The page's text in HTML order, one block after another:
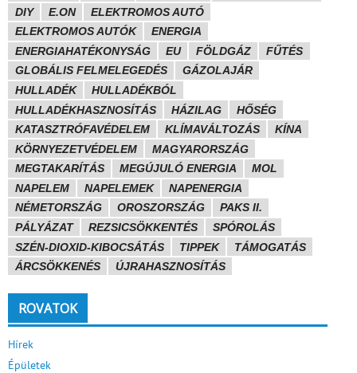
DIY
E.ON
ELEKTROMOS AUTÓ
ELEKTROMOS AUTÓK
ENERGIA
ENERGIAHATÉKONYSÁG
EU FÖLDGÁZ
FŰTÉS
GLOBÁLIS FELMELEGEDÉS
GÁZOLAJÁR
HULLADÉK
HULLADÉKBÓL
HULLADÉKHASZNOSÍTÁS
HÁZILAG
HŐSÉG
KATASZTRÓFAVÉDELEM
KLÍMAVÁLTOZÁS
KÍNA
KÖRNYEZETVÉDELEM
MAGYARORSZÁG
MEGTAKARÍTÁS
MEGÚJULÓ ENERGIA
MOL
NAPELEM
NAPELEMEK
NAPENERGIA
NÉMETORSZÁG
OROSZORSZÁG
PAKS II.
PÁLYÁZAT
REZSICSÖKKENTÉS
SPÓROLÁS
SZÉN-DIOXID-KIBOCSÁTÁS
TIPPEK
TÁMOGATÁS
ÁRCSÖKKENÉS
ÚJRAHASZNOSÍTÁS
ROVATOK
Hírek
Épületek